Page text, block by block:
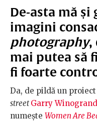
De-asta mă și
imagini
photography,
mai putea să
fi foarte
Da, de pildă un
streetGarry Winogrand
numește Women Are